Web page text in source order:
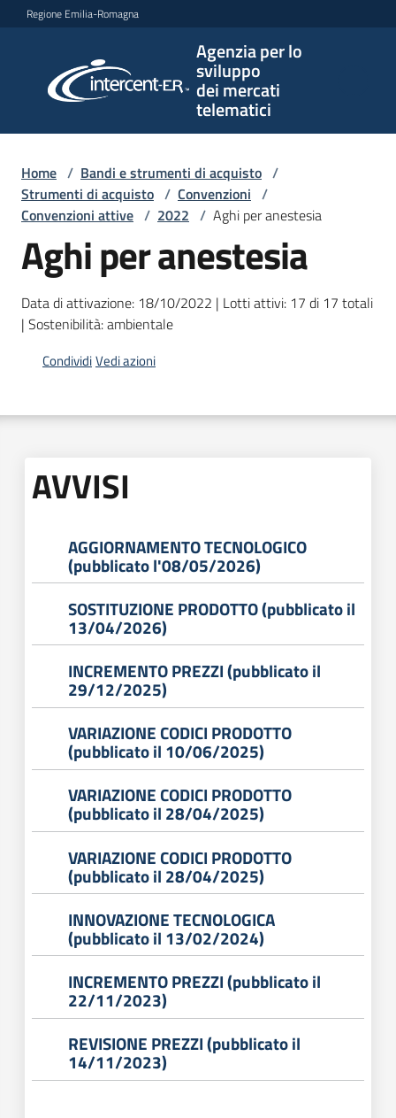
Vai al contenuto
Vai alla navigazione
Vai al footer
Regione Emilia-Romagna
Agenzia per lo
sviluppo
dei mercati
telematici
per lo
sviluppo
telematici
L'Agenzia
Bandi
strumenti
Supporto
Piattaforme
telematiche
English
su
Home / Bandi e strumenti di acquisto /
Strumenti di acquisto / Convenzioni /
Convenzioni attive / 2022 / Aghi per anestesia
Aghi per anestesia
Data di attivazione: 18/10/2022 | Lotti attivi: 17 di 17 totali
| Sostenibilità: ambientale
CondividiVedi azioni
AVVISI
AGGIORNAMENTO TECNOLOGICO
(pubblicato l'08/05/2026)
SOSTITUZIONE PRODOTTO (pubblicato il
13/04/2026)
INCREMENTO PREZZI (pubblicato il
29/12/2025)
VARIAZIONE CODICI PRODOTTO
(pubblicato il 10/06/2025)
VARIAZIONE CODICI PRODOTTO
(pubblicato il 28/04/2025)
VARIAZIONE CODICI PRODOTTO
(pubblicato il 28/04/2025)
INNOVAZIONE TECNOLOGICA
(pubblicato il 13/02/2024)
INCREMENTO PREZZI (pubblicato il
22/11/2023)
REVISIONE PREZZI (pubblicato il
14/11/2023)